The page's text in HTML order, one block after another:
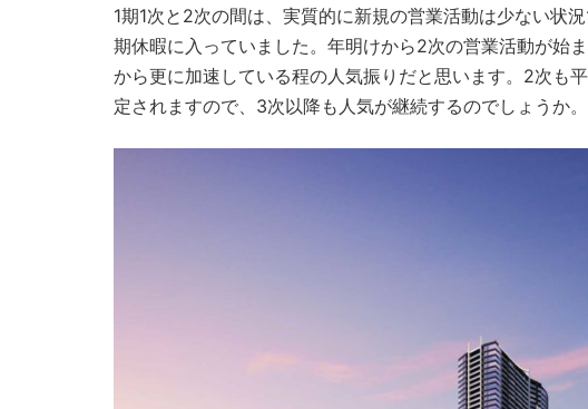
1期1次と2次の間は、実質的に新規の営業活動は少ない状
期休暇に入っていました。年明けから2次の営業活動が始
から更に加速している程の人気振りだと思います。2次も
定されますので、3次以降も人気が継続するのでしょうか。